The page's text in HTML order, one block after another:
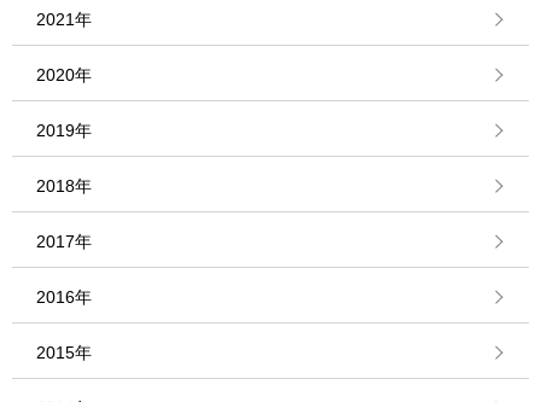
2021年
2020年
2019年
2018年
2017年
2016年
2015年